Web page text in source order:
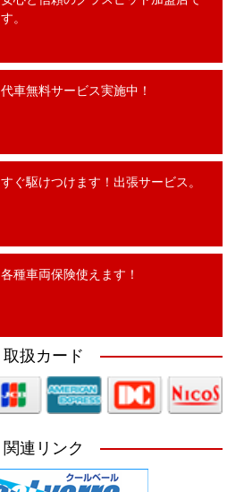
す。
代車無料サービス実施中！
すぐ駆けつけます！出張サービス。
各種車両保険使えます！
取扱カード
関連リンク